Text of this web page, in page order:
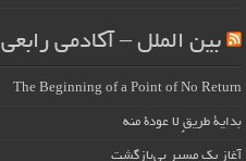
بین الملل – آکادمی رابعی
The Beginning of a Point of No Return
بداية طريقٍ لا عودة منه
آغاز یک مسیر بی‌بازگشت